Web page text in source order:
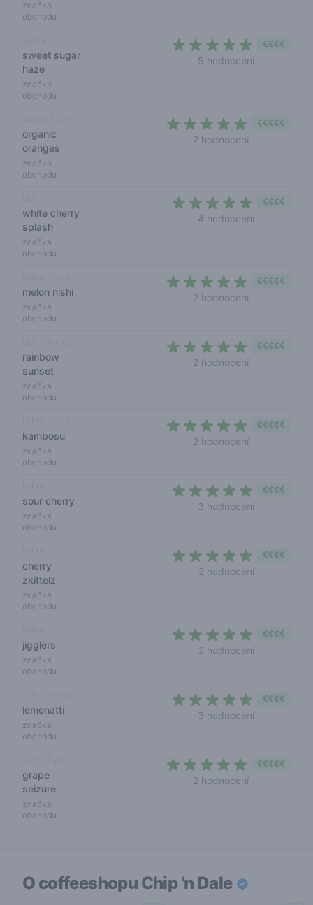
značka
obchodu
sweet sugar
haze
značka
obchodu
5 hodnocení
€€€€
organic
oranges
značka
obchodu
2 hodnocení
€€€€€
white cherry
splash
značka
obchodu
4 hodnocení
€€€€
melon nishi
značka
obchodu
2 hodnocení
€€€€€
rainbow
sunset
značka
obchodu
2 hodnocení
€€€€€
kambosu
značka
obchodu
2 hodnocení
€€€€€
sour cherry
značka
obchodu
3 hodnocení
€€€€
cherry
zkittelz
značka
obchodu
2 hodnocení
€€€€
jigglers
značka
obchodu
2 hodnocení
€€€€
lemonatti
značka
obchodu
3 hodnocení
€€€€
grape
seizure
značka
obchodu
2 hodnocení
€€€€€
O coffeeshopu Chip 'n Dale